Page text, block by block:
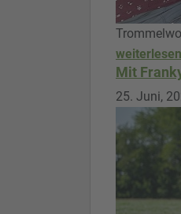
weiterlesen
Mit
25. Juni,